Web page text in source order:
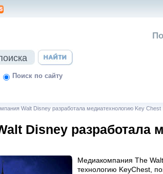
Поиск по сайту
Walt Disney разработала медиатехнологию Key Chest
Disney разработала
Медиакомпания The
технологию KeyChest,